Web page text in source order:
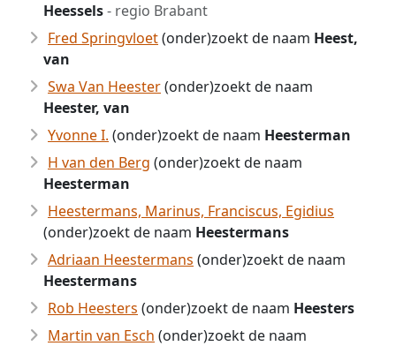
Heessels- regio Brabant
Fred Springvloet(onder)zoekt de naam Heest,
van
Swa Van Heester(onder)zoekt de naam
Heester, van
Yvonne I. (onder)zoekt de naam Heesterman
H van den Berg (onder)zoekt de naam
Heesterman
Heestermans, Marinus, Franciscus, Egidius
(onder)zoekt de naam Heestermans
Adriaan Heestermans (onder)zoekt de naam
Heestermans
Rob Heesters (onder)zoekt de naam Heesters
Martin van Esch (onder)zoekt de naam